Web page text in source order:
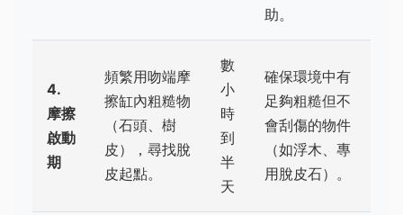
助。
4.
摩擦
啟動
期
頻繁用吻端摩
擦缸內粗糙物
（石頭、樹
皮），尋找脫
皮起點。
數
小
時
到
半
天
確保環境中有
足夠粗糙但不
會刮傷的物件
（如浮木、專
用脫皮石）。